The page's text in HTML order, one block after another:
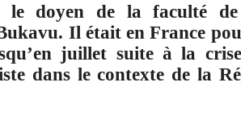
le doyen de la faculté de
Il était en France
juillet suite à la
dans le contexte de la